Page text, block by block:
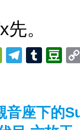
。
WeChat
音座下的